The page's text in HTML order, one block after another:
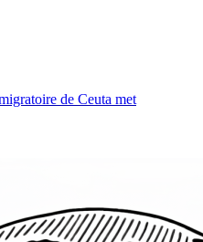
de Ceuta met